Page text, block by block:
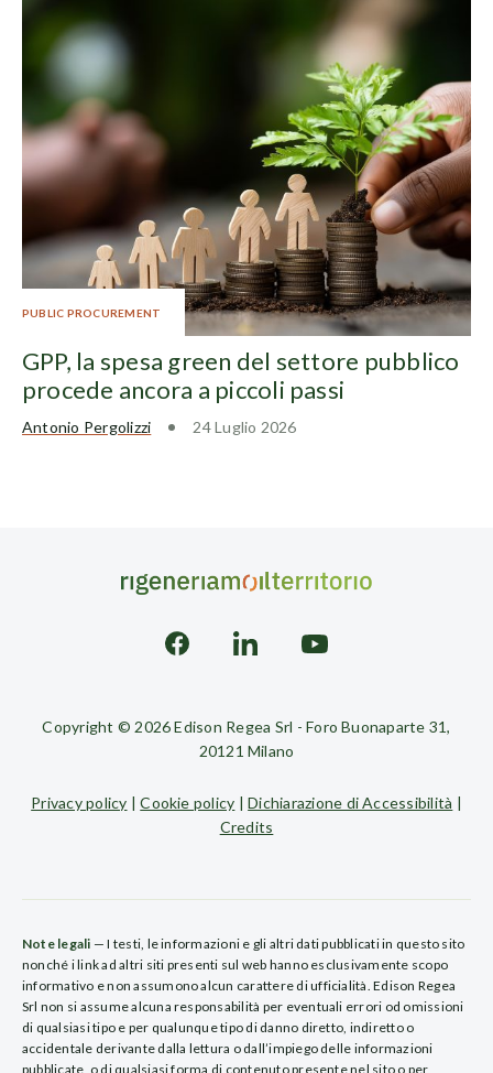
PUBLIC PROCUREMENT
GPP, la spesa green del settore pubblico
procede ancora a piccoli passi
Antonio Pergolizzi 24 Luglio 2026
Copyright © 2026 Edison Regea Srl - Foro Buonaparte 31,
20121 Milano
Privacy policy |Cookie policy |Dichiarazione di Accessibilità |
Credits
Note legali — I testi, le informazioni e gli altri dati pubblicati in questo sito
nonché i link ad altri siti presenti sul web hanno esclusivamente scopo
informativo e non assumono alcun carattere di ufficialità. Edison Regea
Srl non si assume alcuna responsabilità per eventuali errori od omissioni
di qualsiasi tipo e per qualunque tipo di danno diretto, indiretto o
accidentale derivante dalla lettura o dall’impiego delle informazioni
pubblicate, o di qualsiasi forma di contenuto presente nel sito o per